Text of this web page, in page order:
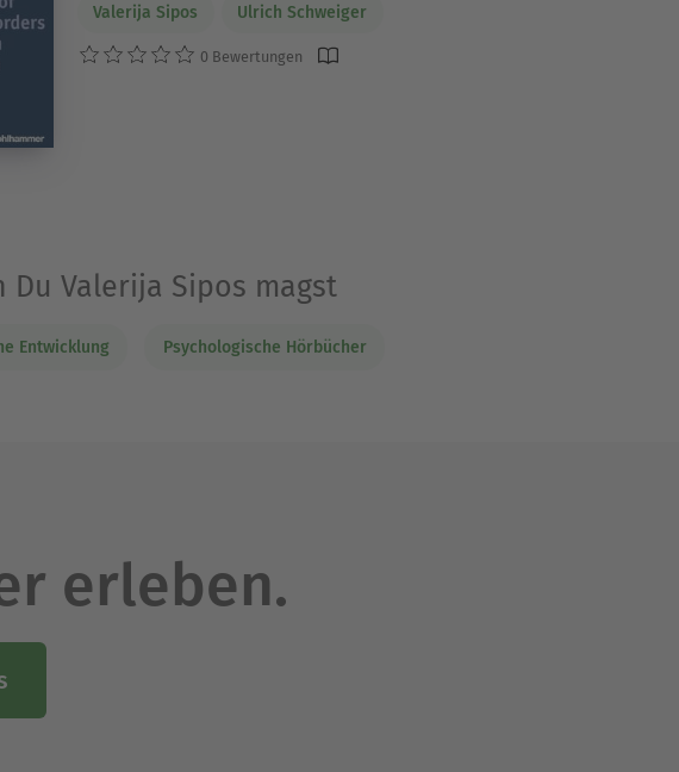
Valerija Sipos Ulrich Schweiger
0 Bewertungen
Valerija Sipos magst
Entwicklung Psychologische Hörbücher
erleben.